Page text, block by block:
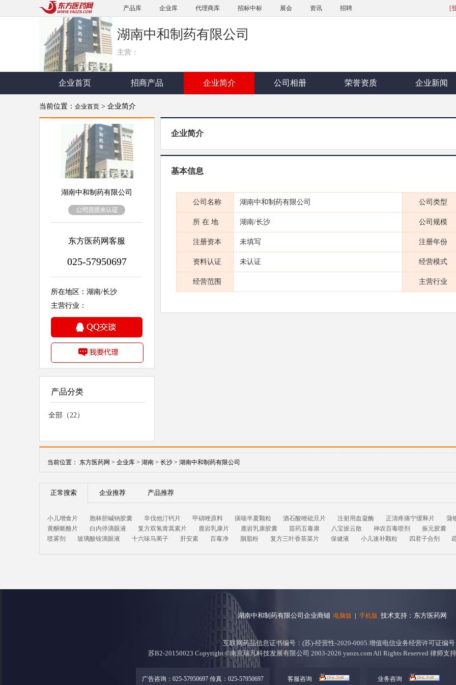
产品库 企业库 代理商库 招标中标 展会 资讯 招聘 [
湖南中和制药有限公司
主营：
企业首页 招商产品 企业简介 公司相册 荣誉资质 企业新闻
当前位置： 企业首页 > 企业简介
湖南中和制药有限公司
东方医药网客服
025-57950697
所在地区：湖南/长沙
主营行业：
产品分类
全部（22）
企业简介
基本信息
公司名称 湖南中和制药有限公司 公司类型
所 在 地 湖南/长沙 公司规模
注册资本 未填写 注册年份
资料认证 未认证 经营模式
经营范围 主营行业
当前位置： 东方医药网 > 企业库 > 湖南 > 长沙 > 湖南中和制药有限公司
正常搜索 企业推荐 产品推荐
小儿增食片 胞林胆碱钠胶囊 辛伐他汀钙片 甲硝唑原料 痰喘半夏颗粒 酒石酸唑砒旦片 注射用血凝酶 正清疼痛宁缓释片
蒲
黄酮哌酪片
白内停滴眼液 复方双氢青蒿素片 鹿岩乳康片 鹿岩乳康胶囊 苗药五毒康 八宝拔云散 神农百毒喷剂
振元胶囊
喷雾剂
玻璃酸铵滴眼液 十六味马蔺子 肝安素 百毒净 胭脂粉 复方三叶香茶菜片 保健液 小儿速补颗粒 四君子合剂
湖南中和制药有限公司企业商铺 电脑版 | 手机版 技术支持：东方医药网
互联网药品信息证书编号：(苏)-经营性-2020-0005 增值电信业务经营许可证编号
苏B2-20150023 Copyright ©南京瑞凡科技发展有限公司 2003-2026 yaozs.com All Rights Reserved 律师支
广告咨询：025-57950697 传真：025-57950697 客服咨询 业务咨询